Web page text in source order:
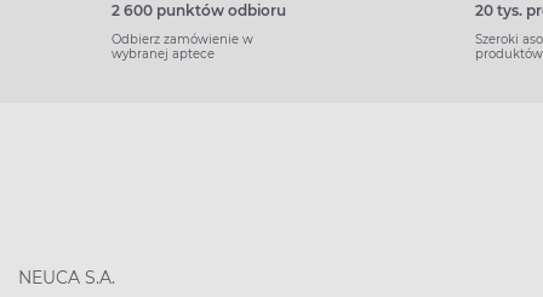
2 600 punktów odbioru
Odbierz zamówienie w
wybranej aptece
20 tys.
Szeroki
produktów
NEUCA S.A.